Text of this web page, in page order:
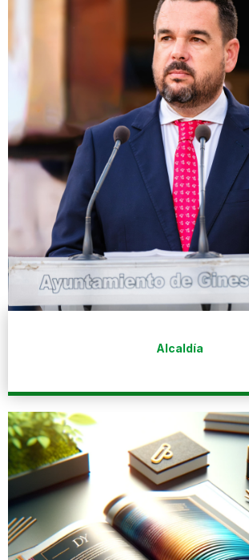
Alcaldía